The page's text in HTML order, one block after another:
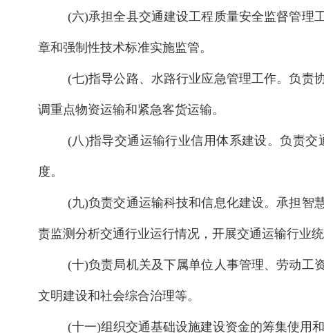
(六)承担全县交通建设工程质量安全监督管理
章和强制性技术标准实施监管。
(七)指导公路、水路行业应急管理工作。负责
调重点物资运输和紧急客货运输。
(八)指导交通运输行业信用体系建设。负责
度。
(九)负责交通运输科技和信息化建设。承担智
责监测分析交通行业运行情况，开展交通运输行业
(十)负责局机关及下属单位人事管理、劳动工
文明建设和社会综合治理等。
(十一)组织交通基础设施建设资金的筹集使用